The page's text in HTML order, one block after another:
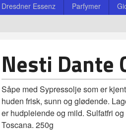
Dresdner Essenz Parfymer
Nesti Dante
Såpe med Sypressolje som er
huden frisk, sunn og glødende.
er hudpleiende og mild. Sulfatfri
Toscana. 250g